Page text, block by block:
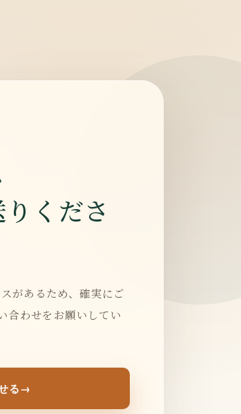
くださ
があるため、確実にご
合わせをお願いしてい
る→